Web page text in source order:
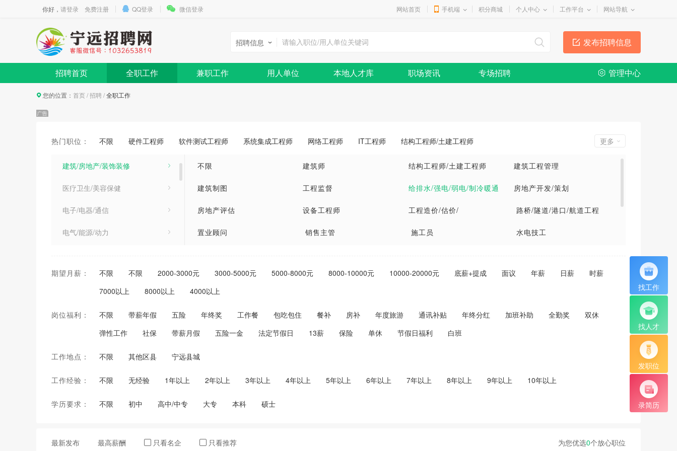
你好， 请登录 免费注册 QQ登录 微信登录 网站首页 手机端 积分商城 个人中心 工作平台 网站导航
发布招聘信息
招聘信息
招聘首页 全职工作 兼职工作 用人单位 本地人才库 职场资讯 专场招聘 管理中心
找工作
找人才
发职位
录简历
您的位置： 首页/招聘/全职工作
热门职位： 不限 硬件工程师 软件测试工程师 系统集成工程师 网络工程师 IT工程师 结构工程师/土建工程师 更多
计算机/互联网类
建筑/房地产/装饰装修
医疗卫生/美容保健
电子/电器/通信
电气/能源/动力
销售/项目管理/客户服务
人力资源/行政/文职人员
酒店/餐饮/旅游/运动休闲
美术/设计/创意
不限 建筑师 结构工程师/土建工程师 建筑工程管理
建筑制图 工程监督 给排水/强电/弱电/制冷暖通 房地产开发/策划
房地产评估 设备工程师 工程造价/估价/ 路桥/隧道/港口/航道工程
置业顾问 销售主管 施工员 水电技工
资料员 安装师傅 开料师傅 陪检员
期望月薪： 不限 不限 2000-3000元 3000-5000元 5000-8000元 8000-10000元 10000-20000元 底薪+提成 面议 年薪 日薪
时薪
7000以上
8000以上 4000以上
岗位福利： 不限 带薪年假 五险 年终奖 工作餐 包吃包住 餐补 房补 年度旅游 通讯补贴 年终分红 加班补助 全勤奖
双休
弹性工作
社保 带薪月假 五险一金 法定节假日 13薪 保险 单休 节假日福利 白班
工作地点： 不限 其他区县 宁远县城
工作经验： 不限 无经验 1年以上 2年以上 3年以上 4年以上 5年以上 6年以上 7年以上 8年以上 9年以上 10年以上
学历要求： 不限 初中 高中/中专 大专 本科 硕士
为您优选0个放心职位
最新发布 最高薪酬 只看名企 只看推荐